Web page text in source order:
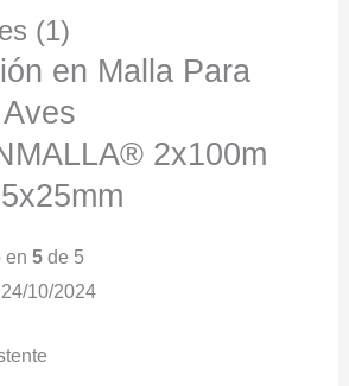
(1)
en Malla Para
2x100m
en 5de 5
24/10/2024